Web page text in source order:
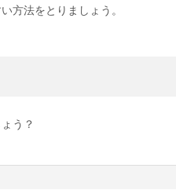
方法をとりましょう。
う？